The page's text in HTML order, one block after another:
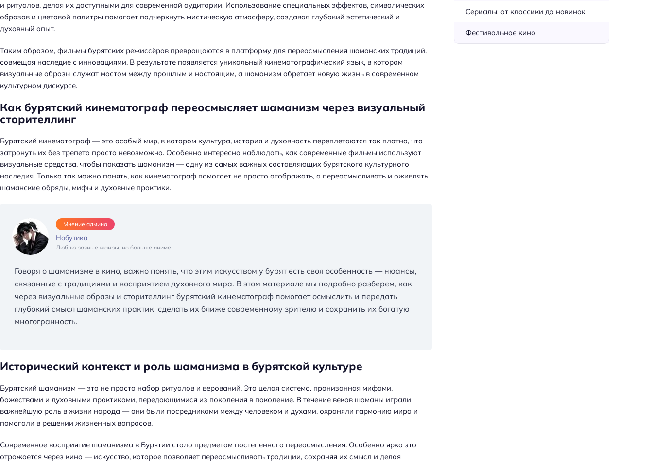
и ритуалов, делая их доступными для современной аудитории. Использование специальных эффектов, символических
образов и цветовой палитры помогает подчеркнуть мистическую атмосферу, создавая глубокий эстетический и
духовный опыт.
Таким образом, фильмы бурятских режиссёров превращаются в платформу для переосмысления шаманских традиций,
совмещая наследие с инновациями. В результате появляется уникальный кинематографический язык, в котором
визуальные образы служат мостом между прошлым и настоящим, а шаманизм обретает новую жизнь в современном
культурном дискурсе.
Как бурятский кинематограф переосмысляет шаманизм через визуальный
сторителлинг
Бурятский кинематограф — это особый мир, в котором культура, история и духовность переплетаются так плотно, что
затронуть их без трепета просто невозможно. Особенно интересно наблюдать, как современные фильмы используют
визуальные средства, чтобы показать шаманизм — одну из самых важных составляющих бурятского культурного
наследия. Только так можно понять, как кинематограф помогает не просто отображать, а переосмысливать и оживлять
шаманские обряды, мифы и духовные практики.
Мнение админа
Нобутика
Люблю разные жанры, но больше аниме
Говоря о шаманизме в кино, важно понять, что этим искусством у бурят есть своя особенность — нюансы,
связанные с традициями и восприятием духовного мира. В этом материале мы подробно разберем, как
через визуальные образы и сторителлинг бурятский кинематограф помогает осмыслить и передать
глубокий смысл шаманских практик, сделать их ближе современному зрителю и сохранить их богатую
многогранность.
Исторический контекст и роль шаманизма в бурятской культуре
Бурятский шаманизм — это не просто набор ритуалов и верований. Это целая система, пронизанная мифами,
божествами и духовными практиками, передающимися из поколения в поколение. В течение веков шаманы играли
важнейшую роль в жизни народа — они были посредниками между человеком и духами, охраняли гармонию мира и
помогали в решении жизненных вопросов.
Современное восприятие шаманизма в Бурятии стало предметом постепенного переосмысления. Особенно ярко это
отражается через кино — искусство, которое позволяет переосмысливать традиции, сохраняя их смысл и делая
Сериалы: от классики до новинок
Фестивальное кино